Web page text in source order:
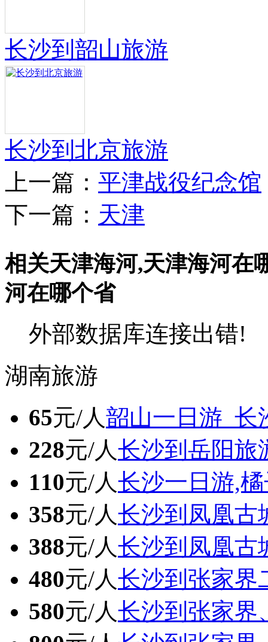
长沙到韶山旅游
长沙到北京旅游
上一篇： 平津战役纪念馆
下一篇： 天津
相关天津海河,天津海河在
河在哪个省
外部数据库连接出错!
湖南旅游
65元/人韶山一日游_长
228元/人长沙到岳阳旅
110元/人长沙一日游,
358元/人长沙到凤凰古
388元/人长沙到凤凰古
480元/人长沙到张家界
580元/人长沙到张家界